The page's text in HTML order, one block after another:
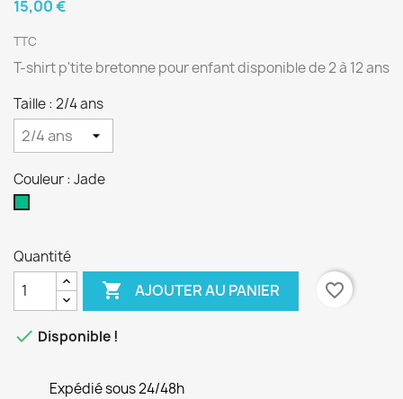
15,00 €
TTC
T-shirt p'tite bretonne pour enfant disponible de 2 à 12 ans
Taille : 2/4 ans
Couleur : Jade
Quantité
 AJOUTER AU PANIER favorite_border
 Disponible !
Expédié sous 24/48h